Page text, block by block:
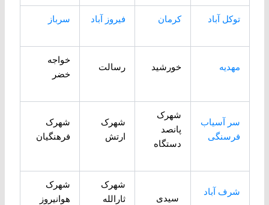
توکل آباد کرمان فیروز آباد سرباز
مهدیه خورشید رسالت
خواجه
خضر
سر آسیاب
فرسنگی
شهرک
پانصد
دستگاه
شهرک
ارتش
شهرک
فرهنگیان
شرف آباد
سیدی
شهرک
ثارالله
شهرک
هوانیروز